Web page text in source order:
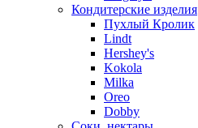
Кондитерские изделия
Пухлый Кролик
Lindt
Hershey's
Kokola
Milka
Oreo
Dobby